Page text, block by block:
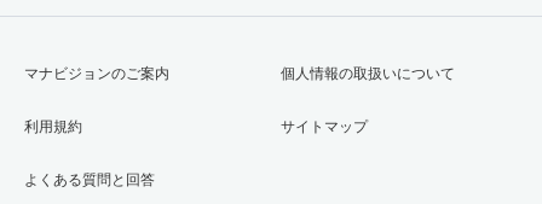
マナビジョンのご案内
利用規約
よくある質問と回答
個人情報の取扱いについて
サイトマップ